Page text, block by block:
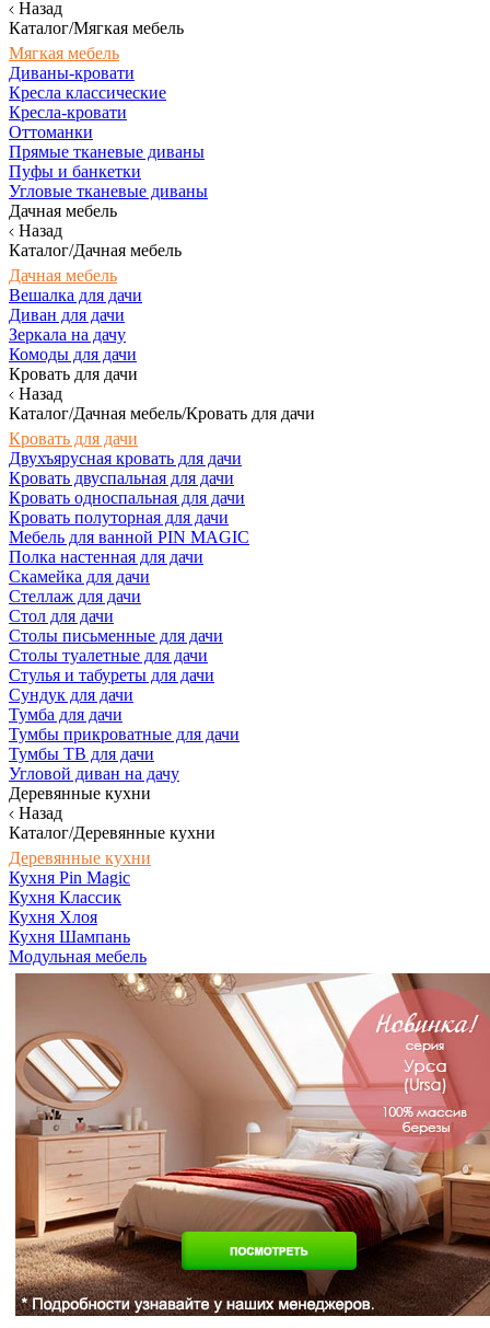
Назад
Каталог/Мягкая мебель
Мягкая мебель
Диваны-кровати
Кресла классические
Кресла-кровати
Оттоманки
Прямые тканевые диваны
Пуфы и банкетки
Угловые тканевые диваны
Дачная мебель
Назад
Каталог/Дачная мебель
Дачная мебель
Вешалка для дачи
Диван для дачи
Зеркала на дачу
Комоды для дачи
Кровать для дачи
Назад
Каталог/Дачная мебель/Кровать для дачи
Кровать для дачи
Двухъярусная кровать для дачи
Кровать двуспальная для дачи
Кровать односпальная для дачи
Кровать полуторная для дачи
Мебель для ванной PIN MAGIC
Полка настенная для дачи
Скамейка для дачи
Стеллаж для дачи
Стол для дачи
Столы письменные для дачи
Столы туалетные для дачи
Стулья и табуреты для дачи
Сундук для дачи
Тумба для дачи
Тумбы прикроватные для дачи
Тумбы ТВ для дачи
Угловой диван на дачу
Деревянные кухни
Назад
Каталог/Деревянные кухни
Деревянные кухни
Кухня Pin Magic
Кухня Классик
Кухня Хлоя
Кухня Шампань
Модульная мебель